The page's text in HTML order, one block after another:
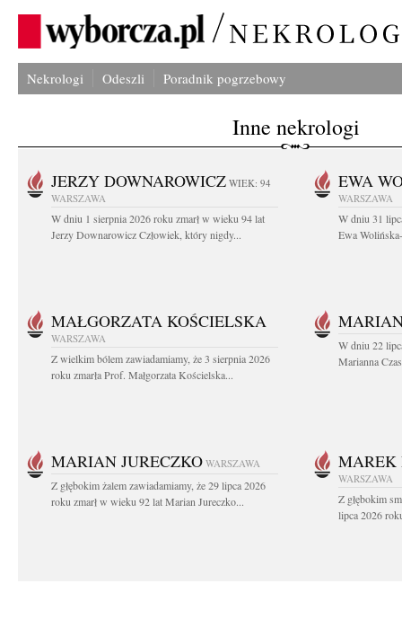
Nekrologi Odeszli Poradnik pogrzebowy
Inne nekrologi
JERZY DOWNAROWICZ WIEK: 94
WARSZAWA
W dniu 1 sierpnia 2026 roku zmarł w wieku 94 lat
Jerzy Downarowicz Człowiek, który nigdy...
EWA
WARSZAWA
W dniu 31
Ewa
MAŁGORZATA KOŚCIELSKA
WARSZAWA
Z wielkim bólem zawiadamiamy, że 3 sierpnia 2026
roku zmarła Prof. Małgorzata Kościelska...
W dniu 22
Marianna
MARIAN JURECZKO WARSZAWA
Z głębokim żalem zawiadamiamy, że 29 lipca 2026
roku zmarł w wieku 92 lat Marian Jureczko...
MAREK
WARSZAWA
Z głębokim
lipca 2026